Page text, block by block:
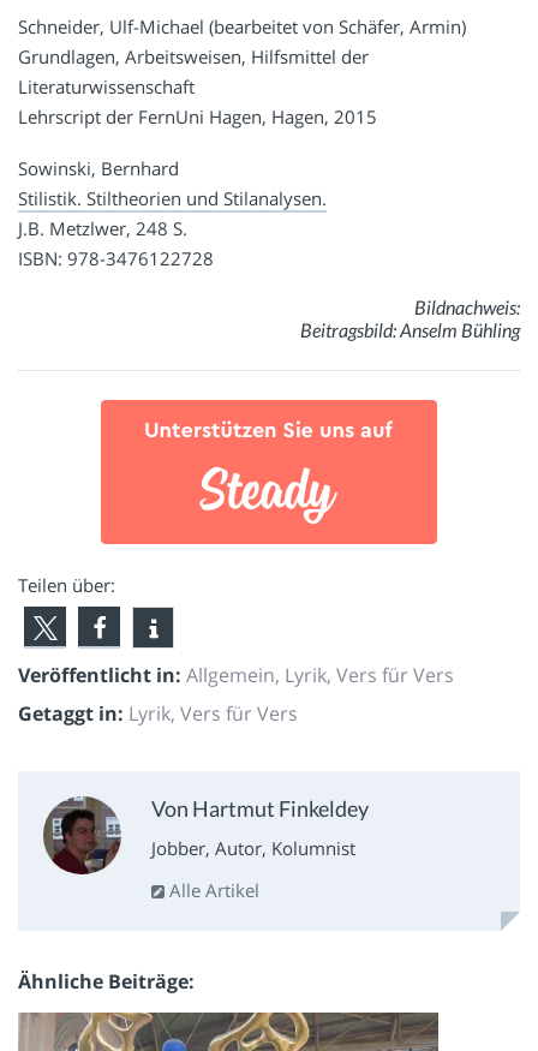
Schneider, Ulf-Michael (bearbeitet von Schäfer, Armin)
Grundlagen, Arbeitsweisen, Hilfsmittel der
Literaturwissenschaft
Lehrscript der FernUni Hagen, Hagen, 2015
Sowinski, Bernhard
Stilistik. Stiltheorien und Stilanalysen.
J.B. Metzlwer, 248 S.
ISBN: 978-3476122728
Bildnachweis:
Beitragsbild: Anselm Bühling
Teilen über:
Veröffentlicht in: Allgemein, Lyrik, Vers für Vers
Getaggt in: Lyrik, Vers für Vers
Von Hartmut Finkeldey
Jobber, Autor, Kolumnist
Alle Artikel
Ähnliche Beiträge